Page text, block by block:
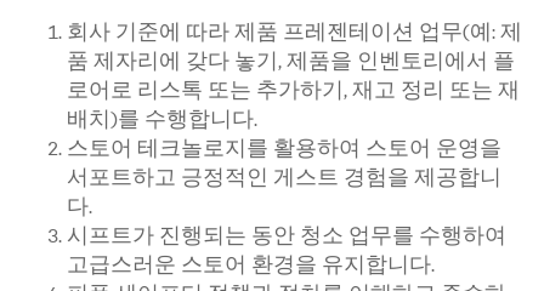
회사 기준에 따라 제품 프레젠테이션 업무(예: 제
품 제자리에 갖다 놓기, 제품을 인벤토리에서 플
로어로 리스톡 또는 추가하기, 재고 정리 또는 재
배치)를 수행합니다.
스토어 테크놀로지를 활용하여 스토어 운영을
서포트하고 긍정적인 게스트 경험을 제공합니
다.
시프트가 진행되는 동안 청소 업무를 수행하여
고급스러운 스토어 환경을 유지합니다.